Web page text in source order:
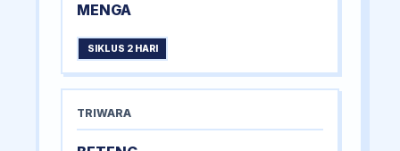
MENGA
SIKLUS 2 HARI
TRIWARA